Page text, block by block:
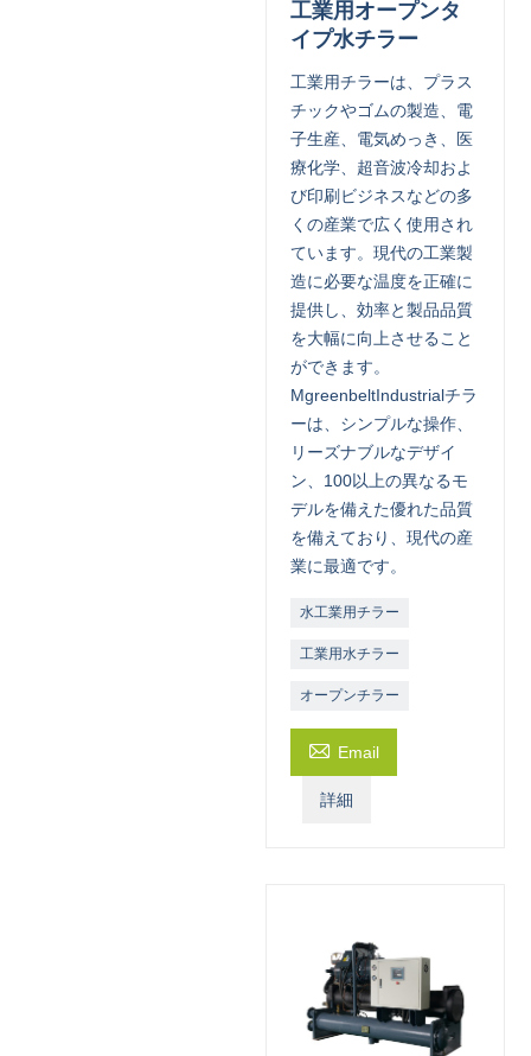
工業用オープンタ
イプ水チラー
工業用チラーは、プラス
チックやゴムの製造、電
子生産、電気めっき、医
療化学、超音波冷却およ
び印刷ビジネスなどの多
くの産業で広く使用され
ています。現代の工業製
造に必要な温度を正確に
提供し、効率と製品品質
を大幅に向上させること
ができます。
MgreenbeltIndustrialチラ
ーは、シンプルな操作、
リーズナブルなデザイ
ン、100以上の異なるモ
デルを備えた優れた品質
を備えており、現代の産
業に最適です。
水工業用チラー
工業用水チラー
オープンチラー
 Email
詳細